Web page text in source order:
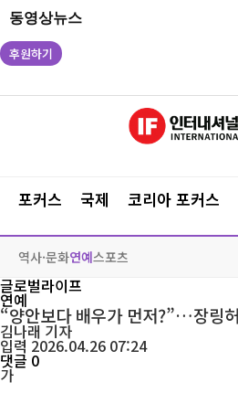
동영상뉴스
후원하기
포커스 국제 코리아 포커스
역사·문화연예스포츠
글로벌라이프
연예
“양안보다 배우가 먼저?”…장링
김나래 기자
입력 2026.04.26 07:24
댓글 0
가